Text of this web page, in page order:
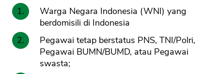
Warga Negara Indonesia (WNI) yang
berdomisili di Indonesia
Pegawai tetap berstatus PNS, TNI/Polri,
Pegawai BUMN/BUMD, atau Pegawai
swasta;